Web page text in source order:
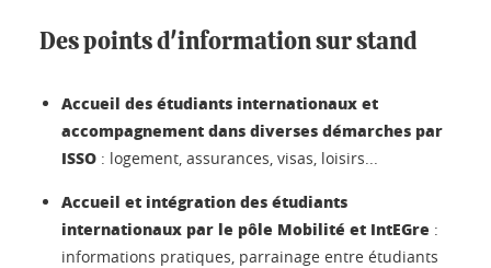
Des points d'information sur stand
Accueil des étudiants internationaux et
accompagnement dans diverses démarches par
ISSO : logement, assurances, visas, loisirs...
Accueil et intégration des étudiants
internationaux par le pôle Mobilité et IntEGre :
informations pratiques, parrainage entre étudiants